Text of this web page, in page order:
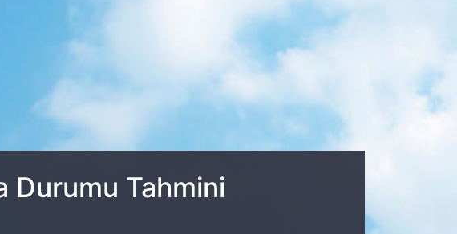
Durumu Tahmini